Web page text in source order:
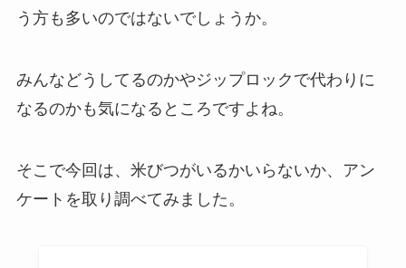
いい？
ストライダーはいら
ない？三輪車とどっ
う方も多いのではないでしょうか。
みんなどうしてるのかやジップロックで代わりに
なるのかも気になるところですよね。
そこで今回は、米びつがいるかいらないか、アン
ケートを取り調べてみました。